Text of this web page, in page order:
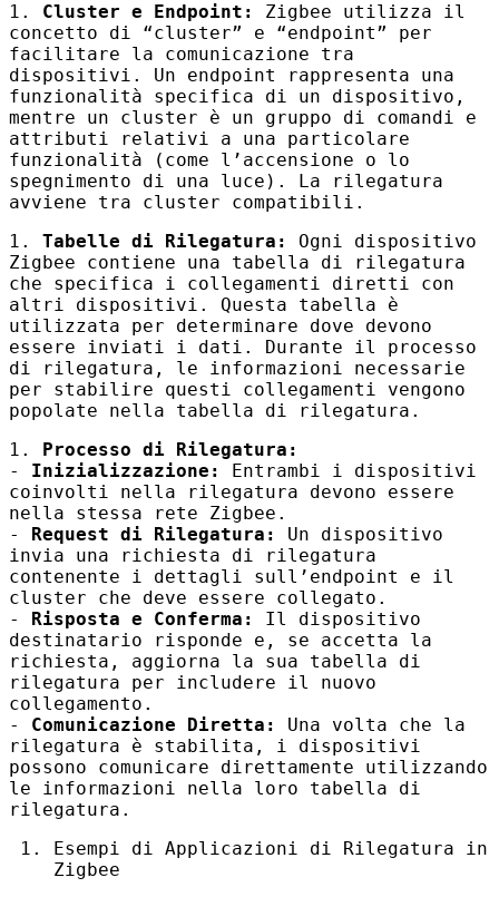
1. Cluster e Endpoint:
Zigbee utilizza il
concetto di “cluster” e “endpoint” per
facilitare la comunicazione tra
dispositivi. Un endpoint rappresenta una
funzionalità specifica di un dispositivo,
mentre un cluster è un gruppo di comandi e
attributi relativi a una particolare
funzionalità (come l’accensione o lo
spegnimento di una luce). La rilegatura
avviene tra cluster compatibili.
1. Tabelle di Rilegatura:
Ogni dispositivo
Zigbee contiene una tabella di rilegatura
che specifica i collegamenti diretti con
altri dispositivi. Questa tabella è
utilizzata per determinare dove devono
essere inviati i dati. Durante il processo
di rilegatura, le informazioni necessarie
per stabilire questi collegamenti vengono
popolate nella tabella di rilegatura.
1. Processo di Rilegatura:
- Inizializzazione:
Entrambi i dispositivi
coinvolti nella rilegatura devono essere
nella stessa rete Zigbee.
- Request di Rilegatura:
Un dispositivo
invia una richiesta di rilegatura
contenente i dettagli sull’endpoint e il
cluster che deve essere collegato.
- Risposta e Conferma:
Il dispositivo
destinatario risponde e, se accetta la
richiesta, aggiorna la sua tabella di
rilegatura per includere il nuovo
collegamento.
- Comunicazione Diretta:
Una volta che la
rilegatura è stabilita, i dispositivi
possono comunicare direttamente utilizzando
le informazioni nella loro tabella di
rilegatura.
Esempi di Applicazioni di Rilegatura in
Zigbee